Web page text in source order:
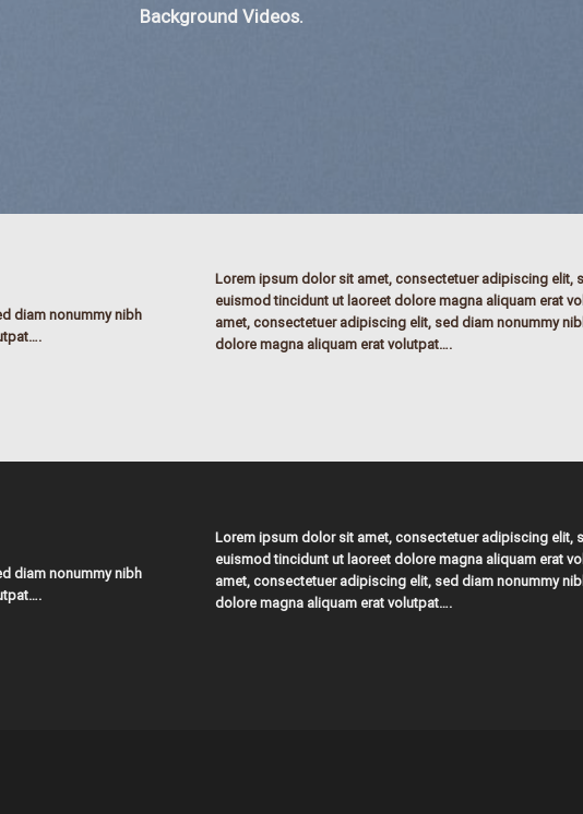
Background Videos.
diam nonummy nibh
Lorem ipsum dolor sit amet, consectetuer adipiscing elit,
euismod tincidunt ut laoreet dolore magna aliquam erat
amet, consectetuer adipiscing elit, sed diam nonummy
dolore magna aliquam erat volutpat….
diam nonummy nibh
Lorem ipsum dolor sit amet, consectetuer adipiscing elit,
euismod tincidunt ut laoreet dolore magna aliquam erat
amet, consectetuer adipiscing elit, sed diam nonummy
dolore magna aliquam erat volutpat….